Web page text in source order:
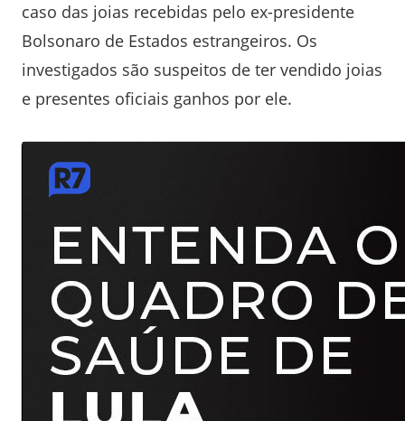
caso das joias recebidas pelo ex-presidente
Bolsonaro de Estados estrangeiros. Os
investigados são suspeitos de ter vendido joias
e presentes oficiais ganhos por ele.